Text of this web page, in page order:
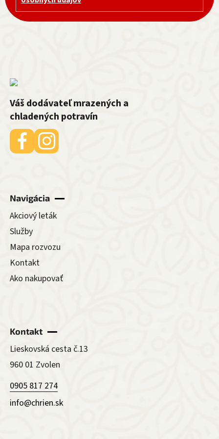
Váš dodávateľ mrazených a
chladených potravín
Navigácia
Akciový leták
Služby
Mapa rozvozu
Kontakt
Ako nakupovať
Kontakt
Lieskovská cesta č.13
960 01 Zvolen
0905 817 274
info@chrien.sk